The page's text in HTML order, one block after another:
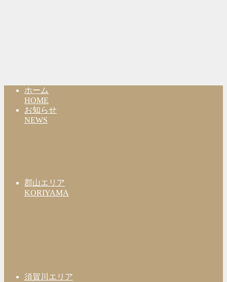
ホーム
HOME
お知らせ
NEWS
郡山エリア
KORIYAMA
須賀川エリア